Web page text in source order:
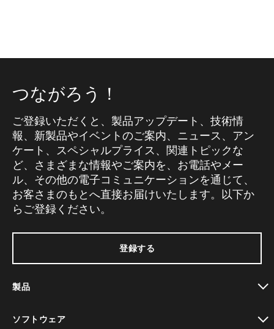
つながろう！
ご登録いただくと、製品アップデート、技術情
報、新製品やイベントのご案内、ニュース、アン
ケート、スペシャルプライス、関連トピックな
ど、さまざまな情報やご案内を、お電話やメー
ル、その他の電子コミュニケーションを通じて、
お客さまのもとへ直接お届けいたします。以下か
らご登録ください。
登録する
製品
ソフトウェア